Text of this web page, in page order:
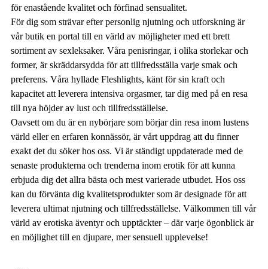
för enastående kvalitet och förfinad sensualitet.
För dig som strävar efter personlig njutning och utforskning är
vår butik en portal till en värld av möjligheter med ett brett
sortiment av sexleksaker. Våra penisringar, i olika storlekar och
former, är skräddarsydda för att tillfredsställa varje smak och
preferens. Våra hyllade Fleshlights, känt för sin kraft och
kapacitet att leverera intensiva orgasmer, tar dig med på en resa
till nya höjder av lust och tillfredsställelse.
Oavsett om du är en nybörjare som börjar din resa inom lustens
värld eller en erfaren konnässör, är vårt uppdrag att du finner
exakt det du söker hos oss. Vi är ständigt uppdaterade med de
senaste produkterna och trenderna inom erotik för att kunna
erbjuda dig det allra bästa och mest varierade utbudet. Hos oss
kan du förvänta dig kvalitetsprodukter som är designade för att
leverera ultimat njutning och tillfredsställelse. Välkommen till vår
värld av erotiska äventyr och upptäckter – där varje ögonblick är
en möjlighet till en djupare, mer sensuell upplevelse!